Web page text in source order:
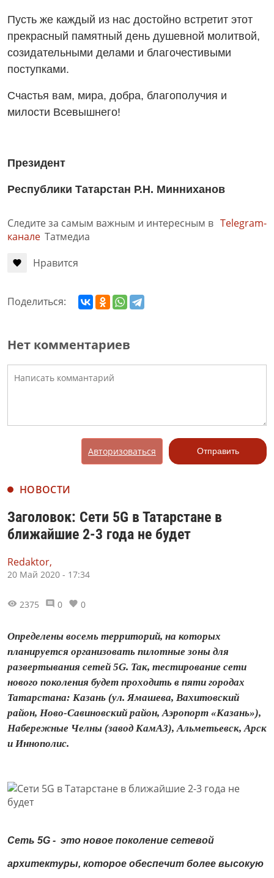
Пусть же каждый из нас достойно встретит этот
прекрасный памятный день душевной молитвой,
созидательными делами и благочестивыми
поступками.
Счастья вам, мира, добра, благополучия и
милости Всевышнего!
Президент
Республики Татарстан Р.Н. Минниханов
Следите за самым важным и интересным в Telegram-
канале Татмедиа
Нравится
Поделиться:
Нет комментариев
Авторизоваться Отправить
НОВОСТИ
Заголовок: Сети 5G в Татарстане в
ближайшие 2-3 года не будет
Redaktor,
20 Май 2020 - 17:34
2375 0 0
Определены восемь территорий, на которых
планируется организовать пилотные зоны для
развертывания сетей 5G. Так, тестирование сети
нового поколения будет проходить в пяти городах
Татарстана: Казань (ул. Ямашева, Вахитовский
район, Ново-Савиновский район, Аэропорт «Казань»),
Набережные Челны (завод КамАЗ), Альметьевск, Арск
и Иннополис.
Сеть 5G - это новое поколение сетевой
архитектуры, которое обеспечит более высокую